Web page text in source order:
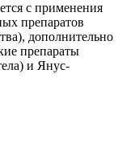
с применения
препаратов
дополнительно
препараты
и Янус-